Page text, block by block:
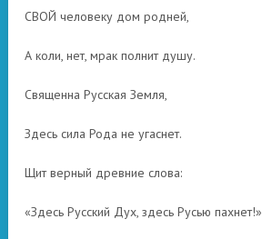
СВОЙ человеку дом родней,
А коли, нет, мрак полнит душу.
Священна Русская Земля,
Здесь сила Рода не угаснет.
Щит верный древние слова:
«Здесь Русский Дух, здесь Русью пахнет!»